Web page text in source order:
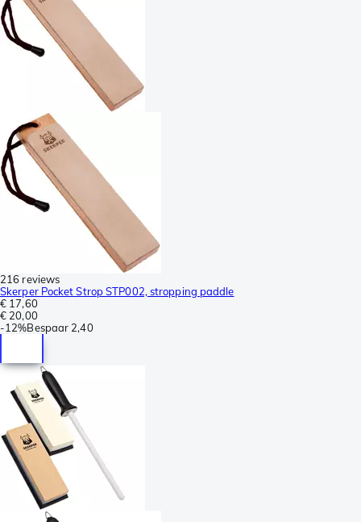
216 reviews
Skerper Pocket Strop STP002, stropping paddle
€ 17,60
€ 20,00
-12%Bespaar 2,40